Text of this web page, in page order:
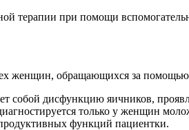
терапии при помощи
женщин, обращающихся за
собой дисфункцию яичников,
только у женщин
функций пациентки.